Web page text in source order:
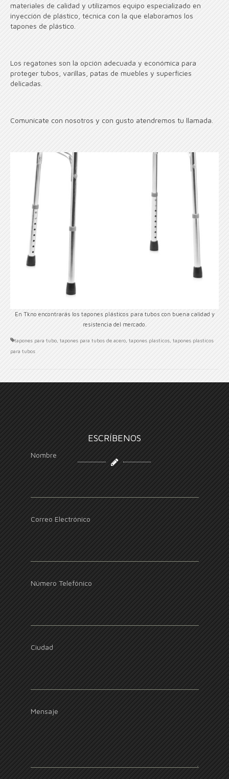
materiales de calidad y utilizamos equipo especializado en
inyección de plástico, técnica con la que elaboramos los
tapones de plástico.
Los regatones son la opción adecuada y económica para
proteger tubos, varillas, patas de muebles y superficies
delicadas.
Comunícate con nosotros y con gusto atendremos tu llamada.
En Tkno encontrarás los tapones plásticos para tubos con buena calidad y
resistencia del mercado.
tapones para tubo tapones para tubos de acero tapones plasticos tapones plasticos
para tubos
ESCRÍBENOS
Nombre
Correo Electrónico
Número Telefónico
Ciudad
Mensaje